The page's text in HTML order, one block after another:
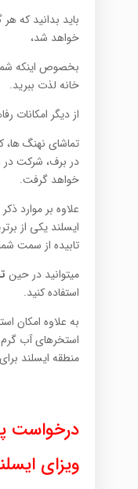
باید بدانید که
خواهد شد،
بخصوص اینکه
خانه لذت ببرید.
از دیگر امکانات
تماشای نهنگ ها،
در برف، شرکت در
خواهد گرفت.
علاوه بر موارد
ایسلند یکی از
تابیده از سمت
میتوانید در حین
استفاده کنید.
به علاوه امکان
استخرهای آب گرم
منطقه ایسلند
درخواست
ویزای